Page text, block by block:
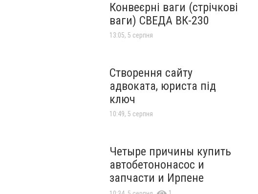
Конвеєрні ваги (стрічкові
ваги) СВЕДА ВК-230
13:05, 5 серпня
Створення сайту
адвоката, юриста під
ключ
10:49, 5 серпня
Четыре причины купить
автобетононасос и
запчасти и Ирпене